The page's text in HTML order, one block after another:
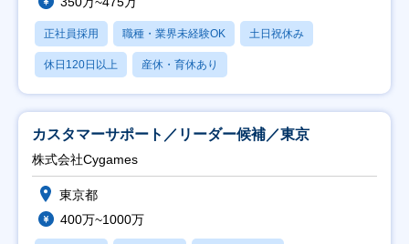
正社員採用 職種・業界未経験OK 土日祝休み
休日120日以上 産休・育休あり
カスタマーサポート／リーダー候補／東京
株式会社Cygames
東京都
400万~1000万